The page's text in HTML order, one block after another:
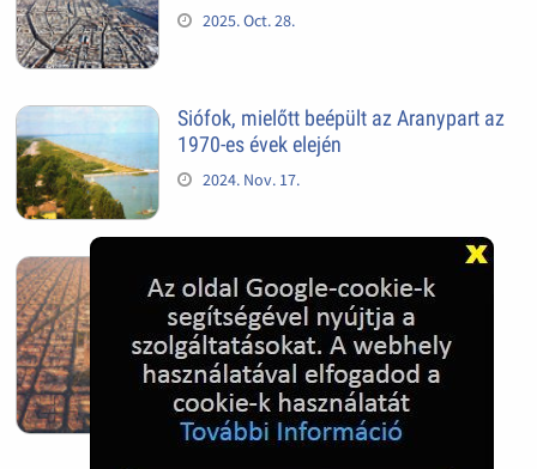
2025. Oct. 28.
Siófok, mielőtt beépült az Aranypart az
1970-es évek elején
2024. Nov. 17.
2022. Dec. 04.